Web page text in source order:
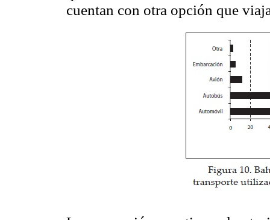
cuentan con otra opción que